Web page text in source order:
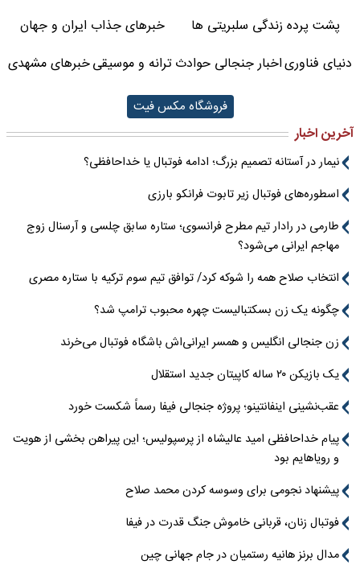
پشت پرده زندگی سلبریتی ها
خبرهای جذاب ایران و جهان
دنیای فناوریاخبار جنجالی حوادثترانه و موسیقیخبرهای مشهدی
فروشگاه مکس فیت
آخرین اخبار
نیمار در آستانه تصمیم بزرگ؛ ادامه فوتبال یا خداحافظی؟
اسطوره‌های فوتبال زیر تابوت فرانکو بارزی
طارمی در رادار تیم مطرح فرانسوی؛ ستاره سابق چلسی و آرسنال زوج
مهاجم ایرانی می‌شود؟
انتخاب صلاح همه را شوکه کرد/ توافق تیم سوم ترکیه با ستاره مصری
چگونه یک زن بسکتبالیست چهره محبوب ترامپ شد؟
زن جنجالی انگلیس و همسر ایرانی‌اش باشگاه فوتبال می‌خرند
یک بازیکن ۲۰ ساله کاپیتان جدید استقلال
عقب‌نشینی اینفانتینو؛ پروژه جنجالی فیفا رسماً شکست خورد
پیام خداحافظی امید عالیشاه از پرسپولیس؛ این پیراهن بخشی از هویت
و رویاهایم بود
پیشنهاد نجومی برای وسوسه کردن محمد صلاح
فوتبال زنان، قربانی خاموش جنگ قدرت در فیفا
مدال برنز هانیه رستمیان در جام جهانی چین